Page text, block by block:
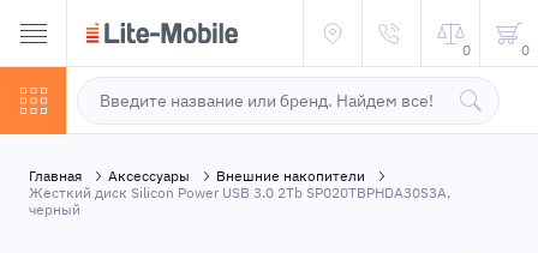
0 0
Главная Аксессуары
Внешние накопители
Жесткий диск Silicon Power USB 3.0 2Tb SP020TBPHDA30S3A,
черный